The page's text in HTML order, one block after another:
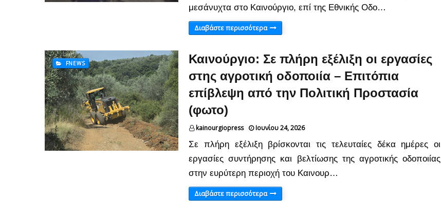
μεσάνυχτα στο Καινούργιο, επί της Εθνικής Οδο…
Διαβάστε περισσότερα
FNEWS
Καινούργιο: Σε πλήρη εξέλιξη οι εργασίες
στης αγροτική οδοποιία – Επιτόπια
επίβλεψη από την Πολιτική Προστασία
(φωτο)
kainourgiopress Ιουνίου 24, 2026
Σε πλήρη εξέλιξη βρίσκονται τις τελευταίες δέκα ημέρες οι
εργασίες συντήρησης και βελτίωσης της αγροτικής οδοποιίας
στην ευρύτερη περιοχή του Καινουρ…
Διαβάστε περισσότερα